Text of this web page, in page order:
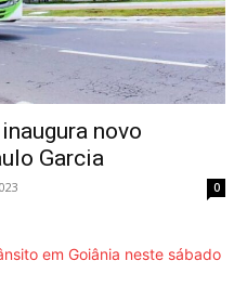
novo
Garcia
0